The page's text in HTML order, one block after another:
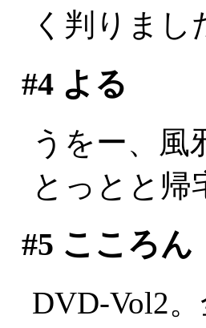
く判りまし
#4よる
うをー、風
とっとと帰
#5 こころん
DVD-Vol2